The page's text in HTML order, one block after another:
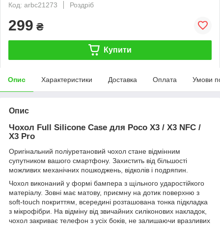
Код: arbc21273
Роздріб
299 ₴
Купити
Опис Характеристики Доставка Оплата Умови
Опис
Чохол Full Silicone Case для Poco X3 / X3 NFC /
X3 Pro
Оригінальний поліуретановий чохол стане відмінним
супутником вашого смартфону. Захистить від більшості
можливих механічних пошкоджень, відколів і подряпин.
Чохол виконаний у формі бампера з щільного ударостійкого
матеріалу. Зовні має матову, приємну на дотик поверхню з
soft-touch покриттям, всередині розташована тонка підкладка
з мікрофібри. На відміну від звичайних силіконових накладок,
чохол закриває телефон з усіх боків, не залишаючи вразливих